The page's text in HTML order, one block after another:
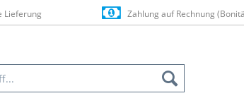
Lieferung Zahlung auf Rechnung